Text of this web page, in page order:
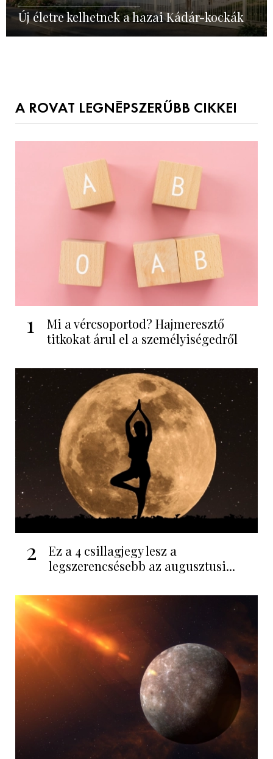
Új életre kelhetnek a hazai Kádár-kockák
A ROVAT LEGNÉPSZERŰBB CIKKEI
1
Mi a vércsoportod? Hajmeresztő
titkokat árul el a személyiségedről
2
Ez a 4 csillagjegy lesz a
legszerencsésebb az augusztusi...